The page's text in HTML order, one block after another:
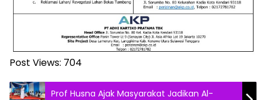
Post Views: 704
Prof Husna Ajak Masyarakat Jadikan Al-